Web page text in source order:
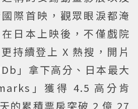
際首映，觀眾眼淚都淹
日本上映後，不僅戲院
持續登上 X 熱搜，開片
」拿下高分、日本最大
」獲得 4.5 高分肯
的累積票房突破 2 億 27